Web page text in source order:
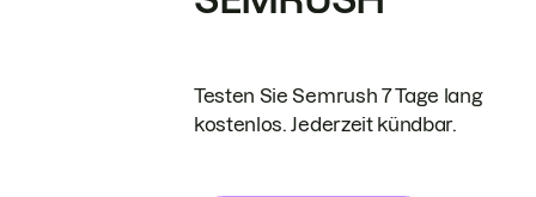
Testen Sie Semrush 7 Tage lang
kostenlos. Jederzeit kündbar.